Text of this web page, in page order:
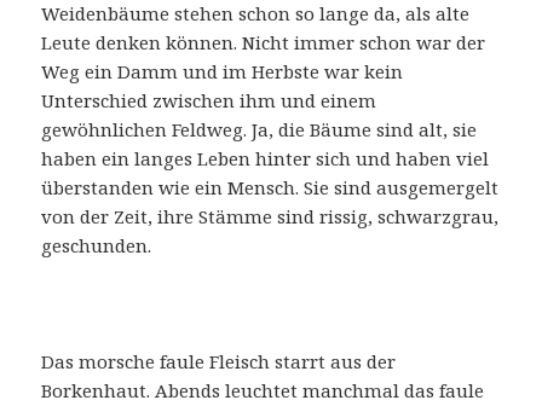
Weidenbäume stehen schon so lange da, als alte
Leute denken können. Nicht immer schon war der
Weg ein Damm und im Herbste war kein
Unterschied zwischen ihm und einem
gewöhnlichen Feldweg. Ja, die Bäume sind alt, sie
haben ein langes Leben hinter sich und haben viel
überstanden wie ein Mensch. Sie sind ausgemergelt
von der Zeit, ihre Stämme sind rissig, schwarzgrau,
geschunden.
Das morsche faule Fleisch starrt aus der
Borkenhaut. Abends leuchtet manchmal das faule